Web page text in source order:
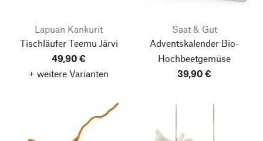
Lapuan Kankurit
Tischläufer Teemu Järvi
49,90 €
+ weitere Varianten
Saat & Gut
Adventskalender Bio-
Hochbeetgemüse
39,90 €